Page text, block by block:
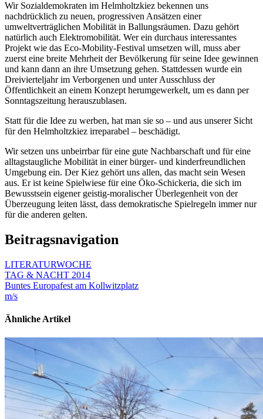
Wir Sozialdemokraten im Helmholtzkiez bekennen uns
nachdrücklich zu neuen, progressiven Ansätzen einer
umweltverträglichen Mobilität in Ballungsräumen. Dazu gehört
natürlich auch Elektromobilität. Wer ein durchaus interessantes
Projekt wie das Eco-Mobility-Festival umsetzen will, muss aber
zuerst eine breite Mehrheit der Bevölkerung für seine Idee gewinnen
und kann dann an ihre Umsetzung gehen. Stattdessen wurde ein
Dreivierteljahr im Verborgenen und unter Ausschluss der
Öffentlichkeit an einem Konzept herumgewerkelt, um es dann per
Sonntagszeitung herauszublasen.
Statt für die Idee zu werben, hat man sie so – und aus unserer Sicht
für den Helmholtzkiez irreparabel – beschädigt.
Wir setzen uns unbeirrbar für eine gute Nachbarschaft und für eine
alltagstaugliche Mobilität in einer bürger- und kinderfreundlichen
Umgebung ein. Der Kiez gehört uns allen, das macht sein Wesen
aus. Er ist keine Spielwiese für eine Öko-Schickeria, die sich im
Bewusstsein eigener geistig-moralischer Überlegenheit von der
Überzeugung leiten lässt, dass demokratische Spielregeln immer nur
für die anderen gelten.
Beitragsnavigation
LITERATURWOCHE
TAG & NACHT 2014
Buntes Europafest am Kollwitzplatz
m/s
Ähnliche Artikel